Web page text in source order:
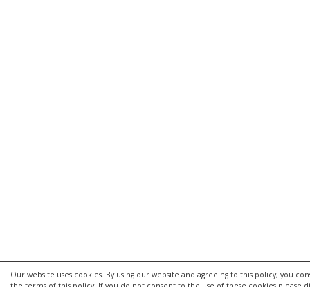
Our website uses cookies. By using our website and agreeing to this policy, you